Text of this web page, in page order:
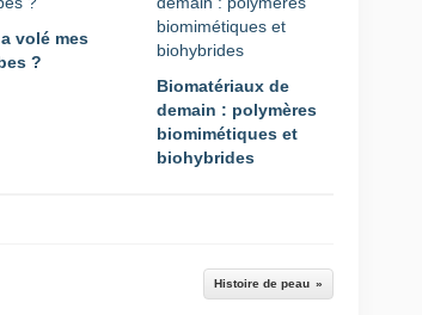
volé mes
?
Biomatériaux de
demain : polymères
biomimétiques et
biohybrides
Histoire de peau